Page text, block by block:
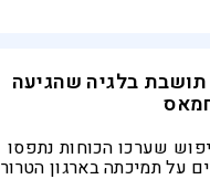
בלגיה שהגיעה
שערכו הכוחות נתפסו
על תמיכתה בארגון הטרור